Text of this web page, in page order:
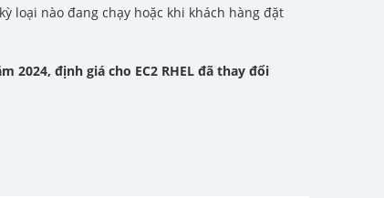
loại nào đang chạy hoặc khi khách hàng đặt
2024, định giá cho EC2 RHEL đã thay đổi